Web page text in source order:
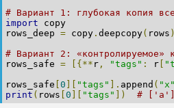
# Вариант 1: глубокая копия
import copy
rows_deep = copy . deepcopy( rows )
# Вариант 2: «контролируемое»
rows_safe = [{** r , "tags" : r
rows_safe 0 "tags" ]. append ( "x"
print ( rows 0 "tags" ]) # ['a']